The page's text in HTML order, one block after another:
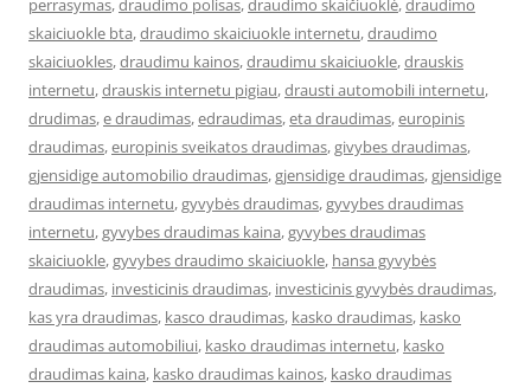
perrasymas,draudimo polisas,draudimo skaičiuoklė,draudimo
skaiciuokle bta,draudimo skaiciuokle internetu,draudimo
skaiciuokles,draudimu kainos,draudimu skaiciuokle,drauskis
internetu,drauskis internetu pigiau,drausti automobili internetu,
drudimas,e draudimas,edraudimas,eta draudimas,europinis
draudimas,europinis sveikatos draudimas,givybes draudimas,
gjensidige automobilio draudimas,gjensidige draudimas,gjensidige
draudimas internetu,gyvybės draudimas,gyvybes draudimas
internetu,gyvybes draudimas kaina,gyvybes draudimas
skaiciuokle,gyvybes draudimo skaiciuokle, hansa gyvybės
draudimas, investicinis draudimas, investicinis gyvybės draudimas,
kas yra draudimas, kasco draudimas, kasko draudimas, kasko
draudimas automobiliui, kasko draudimas internetu, kasko
draudimas kaina, kasko draudimas kainos, kasko draudimas